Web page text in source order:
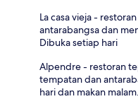
La casa vieja -
antarabangsa dan
Dibuka setiap hari
Alpendre - restoran
tempatan dan
hari dan makan